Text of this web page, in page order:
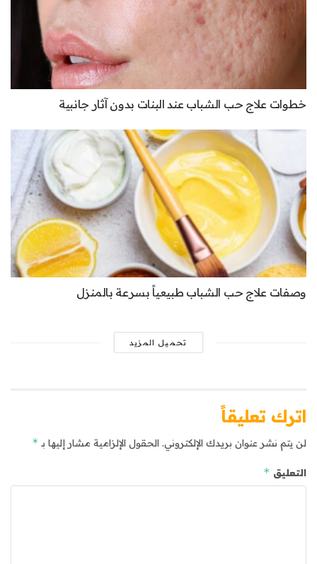
خطوات علاج حب الشباب عند البنات بدون آثار جانبية
وصفات علاج حب الشباب طبيعياً بسرعة بالمنزل
تحميل المزيد
اترك تعليقاً
لن يتم نشر عنوان بريدك الإلكتروني. الحقول الإلزامية مشار إليها بـ *
التعليق *